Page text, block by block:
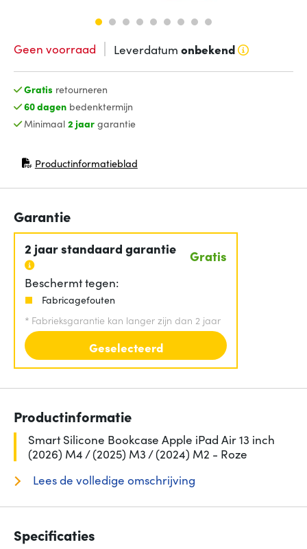
Geen voorraad Leverdatum onbekend
Gratis retourneren
60 dagenbedenktermijn
Minimaal 2 jaargarantie
Productinformatieblad
(opent in nieuw venster)
Garantie
2 jaar standaard garantie Gratis
Beschermt tegen:
Fabricagefouten
* Fabrieksgarantie kan langer zijn dan 2 jaar
Geselecteerd
Productinformatie
Smart Silicone Bookcase Apple iPad Air 13 inch
(2026) M4 / (2025) M3 / (2024) M2 - Roze
Lees de volledige omschrijving
Specificaties